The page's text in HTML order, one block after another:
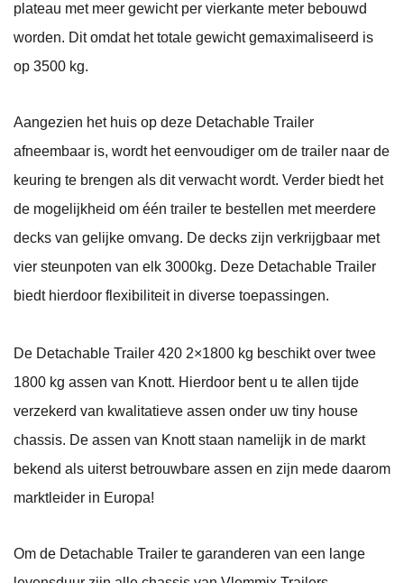
plateau met meer gewicht per vierkante meter bebouwd
worden. Dit omdat het totale gewicht gemaximaliseerd is
op 3500 kg.
Aangezien het huis op deze Detachable Trailer
afneembaar is, wordt het eenvoudiger om de trailer naar de
keuring te brengen als dit verwacht wordt. Verder biedt het
de mogelijkheid om één trailer te bestellen met meerdere
decks van gelijke omvang. De decks zijn verkrijgbaar met
vier steunpoten van elk 3000kg. Deze Detachable Trailer
biedt hierdoor flexibiliteit in diverse toepassingen.
De Detachable Trailer 420 2×1800 kg beschikt over twee
1800 kg assen van Knott. Hierdoor bent u te allen tijde
verzekerd van kwalitatieve assen onder uw tiny house
chassis. De assen van Knott staan namelijk in de markt
bekend als uiterst betrouwbare assen en zijn mede daarom
marktleider in Europa!
Om de Detachable Trailer te garanderen van een lange